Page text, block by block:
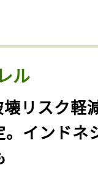
ル
壊リスク軽
。インドネ